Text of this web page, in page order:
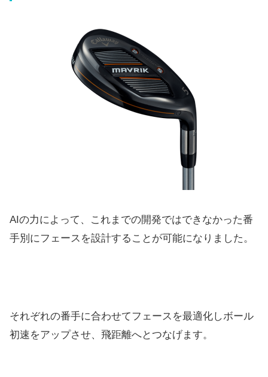
AIの力によって、これまでの開発ではできなかった番
手別にフェースを設計することが可能になりました。
それぞれの番手に合わせてフェースを最適化しボール
初速をアップさせ、飛距離へとつなげます。